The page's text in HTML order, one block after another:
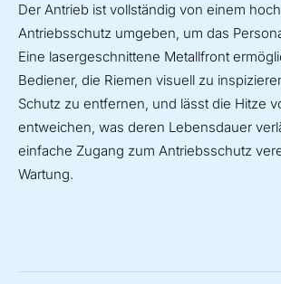
Der Antrieb ist vollständig von einem
Antriebsschutz umgeben, um das
Eine lasergeschnittene Metallfront
Bediener, die Riemen visuell zu
Schutz zu entfernen, und lässt die Hitze
entweichen, was deren Lebensdauer
einfache Zugang zum Antriebsschutz
Wartung.